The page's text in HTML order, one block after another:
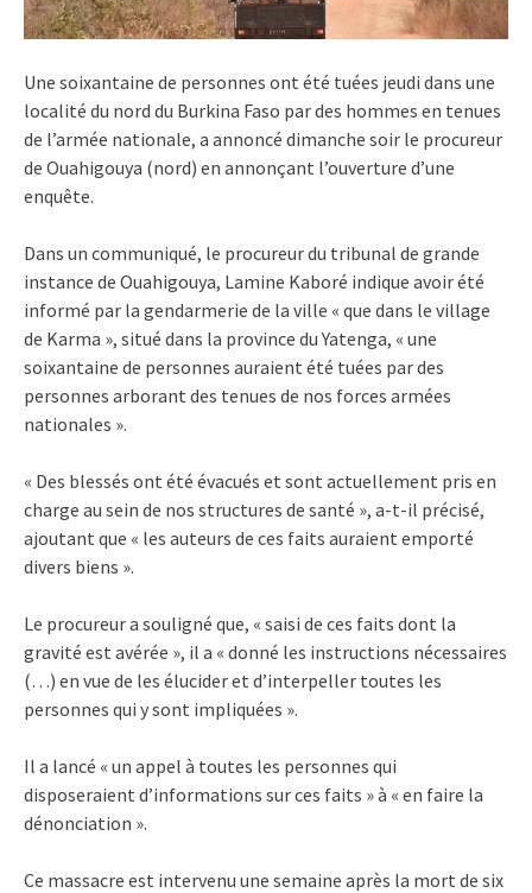
Une soixantaine de personnes ont été tuées jeudi dans une
localité du nord du Burkina Faso par des hommes en tenues
de l’armée nationale, a annoncé dimanche soir le procureur
de Ouahigouya (nord) en annonçant l’ouverture d’une
enquête.
Dans un communiqué, le procureur du tribunal de grande
instance de Ouahigouya, Lamine Kaboré indique avoir été
informé par la gendarmerie de la ville « que dans le village
de Karma », situé dans la province du Yatenga, « une
soixantaine de personnes auraient été tuées par des
personnes arborant des tenues de nos forces armées
nationales ».
« Des blessés ont été évacués et sont actuellement pris en
charge au sein de nos structures de santé », a-t-il précisé,
ajoutant que « les auteurs de ces faits auraient emporté
divers biens ».
Le procureur a souligné que, « saisi de ces faits dont la
gravité est avérée », il a « donné les instructions nécessaires
(…) en vue de les élucider et d’interpeller toutes les
personnes qui y sont impliquées ».
Il a lancé « un appel à toutes les personnes qui
disposeraient d’informations sur ces faits » à « en faire la
dénonciation ».
Ce massacre est intervenu une semaine après la mort de six